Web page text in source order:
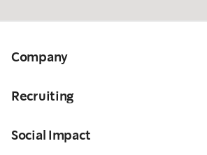
Company
Recruiting
Social Impact